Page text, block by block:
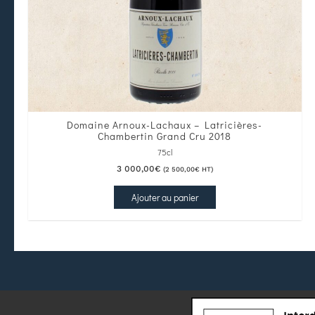
Domaine Arnoux-Lachaux – Latricières-
Chambertin Grand Cru 2018
75cl
3 000,00€ (2 500,00€HT)
Ajouter au panier